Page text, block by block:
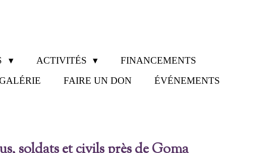
ACTIVITÉS
FINANCEMENTS
FAIRE UN DON
ÉVÉNEMENTS